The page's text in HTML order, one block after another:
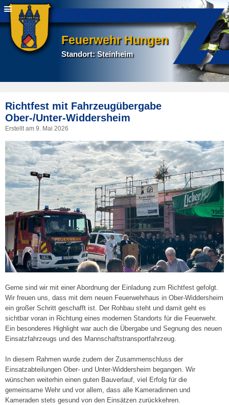
Feuerwehr Hungen
Standort: Steinheim
Richtfest mit Fahrzeugübergabe
Ober-/Unter-Widdersheim
Erstellt am 9. Mai 2026
Gerne sind wir mit einer Abordnung der Einladung zum Richtfest gefolgt.
Wir freuen uns, dass mit dem neuen Feuerwehrhaus in Ober-Widdersheim
ein großer Schritt geschafft ist. Der Rohbau steht und damit geht es
sichtbar voran in Richtung eines modernen Standorts für die Feuerwehr.
Ein besonderes Highlight war auch die Übergabe und Segnung des neuen
Einsatzfahrzeugs und des Mannschaftstransportfahrzeug.
In diesem Rahmen wurde zudem der Zusammenschluss der
Einsatzabteilungen Ober- und Unter-Widdersheim begangen. Wir
wünschen weiterhin einen guten Bauverlauf, viel Erfolg für die
gemeinsame Wehr und vor allem, dass alle Kameradinnen und
Kameraden stets gesund von den Einsätzen zurückkehren.